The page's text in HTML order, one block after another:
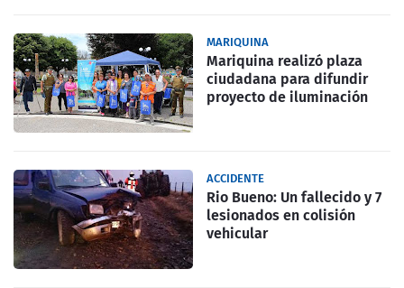
MARIQUINA
Mariquina realizó plaza
ciudadana para difundir
proyecto de iluminación
ACCIDENTE
Rio Bueno: Un fallecido y 7
lesionados en colisión
vehicular